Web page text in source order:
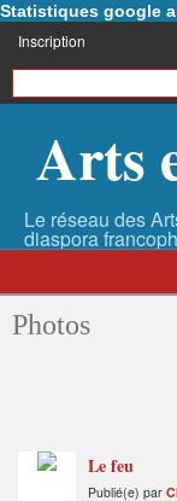
Statistiques google
Inscription
Arts
Photos
Le feu
Publié(e) par